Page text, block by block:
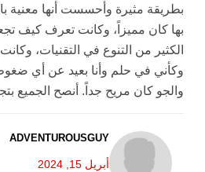
بطريقة مثيرة وأحسست أنها معنية
بها كان مميزاً، وكانت تعرف كيف
الكثير من التنوع في التقنيات،
وكأني في حلم وأنا بعيد عن أي
والجو كان مريح جداً. أنصح الجميع
ADVENTUROUSGUY
أبريل 15, 2024